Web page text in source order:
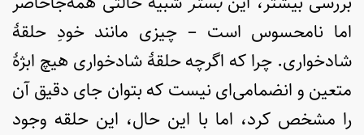
اما نامحسوس است – چیزی مانند خودِ حلقۀ
شادخواری. چرا که اگرچه حلقۀ شادخواری هیچ ابژۀ
متعین و انضمامی‌ای نیست که بتوان جای دقیق آن
را مشخص کرد، اما با این حال، این حلقه وجود